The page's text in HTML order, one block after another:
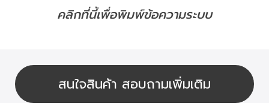
คลิกที่นี้เพื่อพิมพ์ข้อความระบบ
สนใจสินค้า สอบถามเพิ่มเติม